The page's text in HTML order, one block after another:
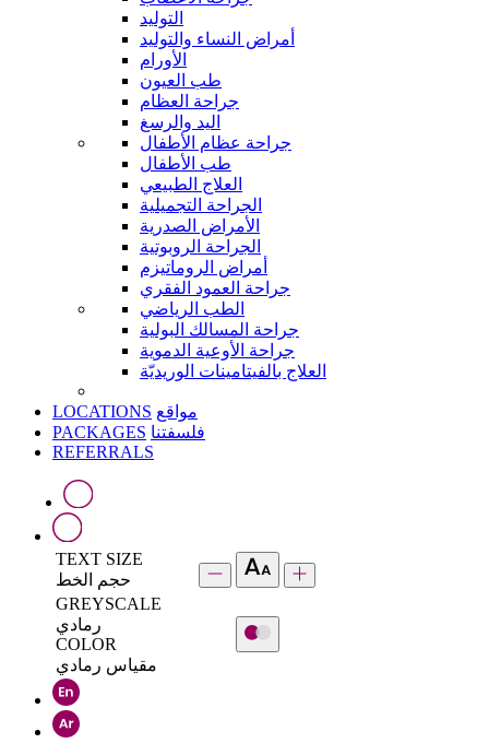
التوليد
أمراض النساء والتوليد
الأورام
طب العيون
جراحة العظام
اليد والرسغ
جراحة عظام الأطفال
طب الأطفال
العلاج الطبيعي
الجراحة التجميلية
الأمراض الصدرية
الجراحة الروبوتية
أمراض الروماتيزم
جراحة العمود الفقري
الطب الرياضي
جراحة المسالك البولية
جراحة الأوعية الدموية
العلاج بالفيتامينات الوريديّة
LOCATIONS مواقع
PACKAGES فلسفتنا
REFERRALS
TEXT SIZE
حجم الخط
GREYSCALE
رمادي
COLOR
مقياس رمادي